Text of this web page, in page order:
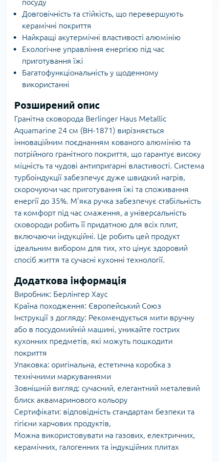
посуду
Довговічність та стійкість, що перевершують
керамічні покриття
Найкращі акутермічні властивості алюмінію
Екологічне управління енергією під час
приготування їжі
Багатофункціональність у щоденному
використанні
Розширений опис
Гранітна сковорода Berlinger Haus Metallic
Aquamarine 24 см (BH-1871) вирізняється
інноваційним поєднанням кованого алюмінію та
потрійного гранітного покриття, що гарантує високу
міцність та чудові антипригарні властивості. Система
турбоіндукції забезпечує дуже швидкий нагрів,
скорочуючи час приготування їжі та споживання
енергії до 35%. М'яка ручка забезпечує стабільність
та комфорт під час смаження, а універсальність
сковороди робить її придатною для всіх плит,
включаючи індукційні. Це робить цей продукт
ідеальним вибором для тих, хто цінує здоровий
спосіб життя та сучасні кухонні технології.
Додаткова інформація
Виробник: Берлінгер Хаус
Країна походження: Європейський Союз
Інструкції з догляду: Рекомендується мити вручну
або в посудомийній машині, уникайте гострих
кухонних предметів, які можуть пошкодити
покриття
Упаковка: оригінальна, естетична коробка з
технічними маркуваннями
Зовнішній вигляд: сучасний, елегантний металевий
блиск аквамаринового кольору
Сертифікати: відповідність стандартам безпеки та
гігієни харчових продуктів,
Можна використовувати на газових, електричних,
керамічних, галогенних та індукційних плитах